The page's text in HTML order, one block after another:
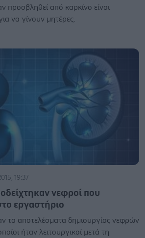
προσβληθεί από καρκίνο είναι
να γίνουν μητέρες.
19:37
νεφροί που
εργαστήριο
τα αποτελέσματα δημιουργίας νεφρών
ήταν λειτουργικοί μετά τη